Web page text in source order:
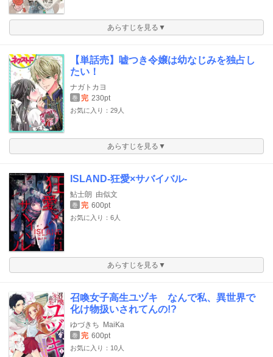
あらすじを見る▼
【単話売】嘘つき令嬢は幼なじみを独占し
たい！
ナガトカヨ
巻 完 230pt
お気に入り：29人
あらすじを見る▼
ISLAND‐狂愛×サバイバル‐
鮎士朗 由似文
巻 完 600pt
お気に入り：6人
あらすじを見る▼
召喚女子高生ユヅキ なんで私、異世界で
化け物扱いされてんの!?
ゆづきち MaiKa
巻 完 600pt
お気に入り：10人